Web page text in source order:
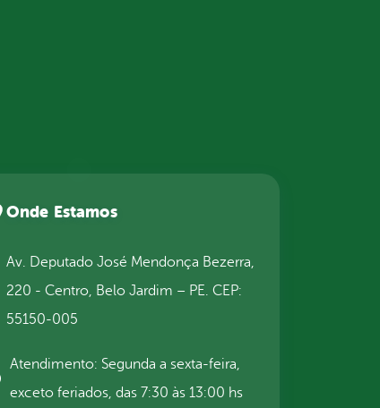
Onde Estamos
Av. Deputado José Mendonça Bezerra,
220 - Centro, Belo Jardim – PE. CEP:
55150-005
Atendimento: Segunda a sexta-feira,
exceto feriados, das 7:30 às 13:00 hs